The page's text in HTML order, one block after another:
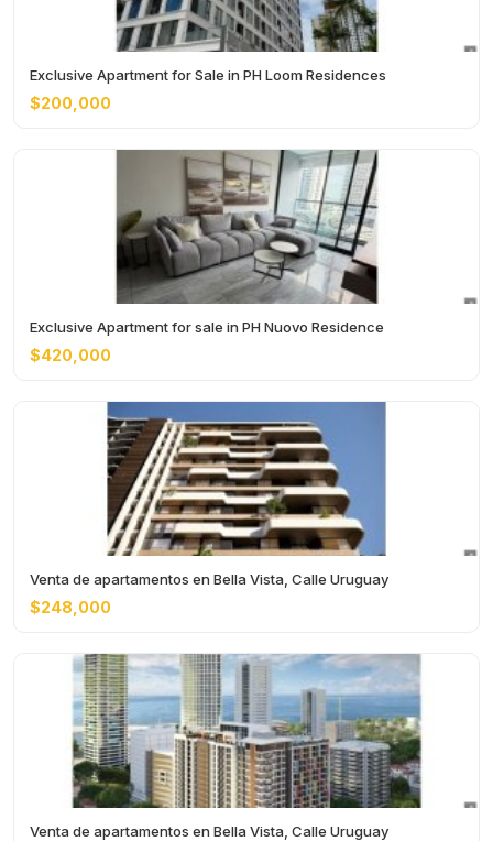
Exclusive Apartment for Sale in PH Loom Residences
$200,000
Exclusive Apartment for sale in PH Nuovo Residence
$420,000
Venta de apartamentos en Bella Vista, Calle Uruguay
$248,000
Venta de apartamentos en Bella Vista, Calle Uruguay